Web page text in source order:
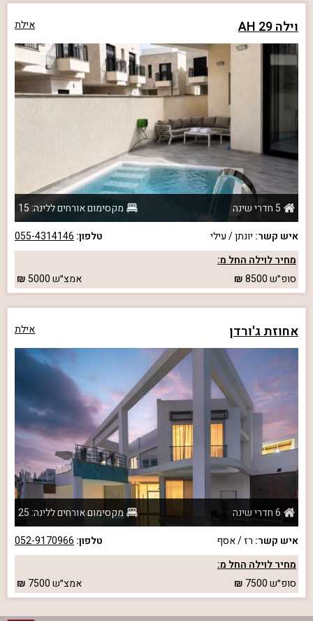
וילה 29 AH אילת
5 חדרי שינה
מקסימום אורחים ללינה: 15
איש קשר: יונתן / עילי טלפון: 055-4314146
מחיר לוילה החל מ:
סופ״ש8500 אמצ״ש5000
אחוזת ג'ורדן אילת
6 חדרי שינה
מקסימום אורחים ללינה: 25
איש קשר: רז / אסף טלפון: 052-9170966
מחיר לוילה החל מ:
סופ״ש7500 אמצ״ש7500